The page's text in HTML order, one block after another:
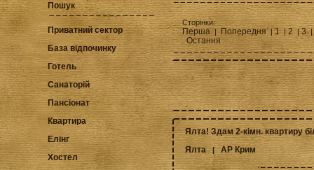
Пошук
Приватний сектор
База відпочинку
Готель
Санаторій
Пансіонат
Квартира
Елінг
Хостел
Сторінки:
Перша| Попередня|1| 2|3|
Остання
Ялта! Здам 2-кімн. квартиру
Ялта |АР Крим